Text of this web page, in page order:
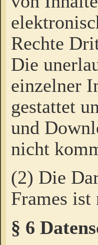
Rechte
Die
einzelner
gestattet
und
nicht
(2) Die
Frames
§ 6